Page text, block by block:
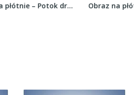
Obraz na płótnie – Potok drzewa i niebo –... Obraz na płótnie – Jesienna drogą –...